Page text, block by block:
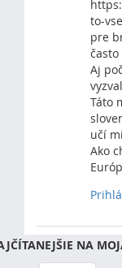
to-
pre
Aj
Táto
učí
Ako
NA